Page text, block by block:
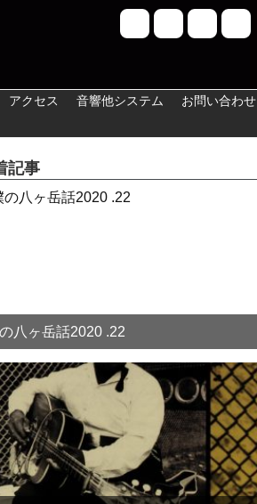
アクセス 音響他システム
お問い合わせ
記事
八ヶ岳話2020 .22